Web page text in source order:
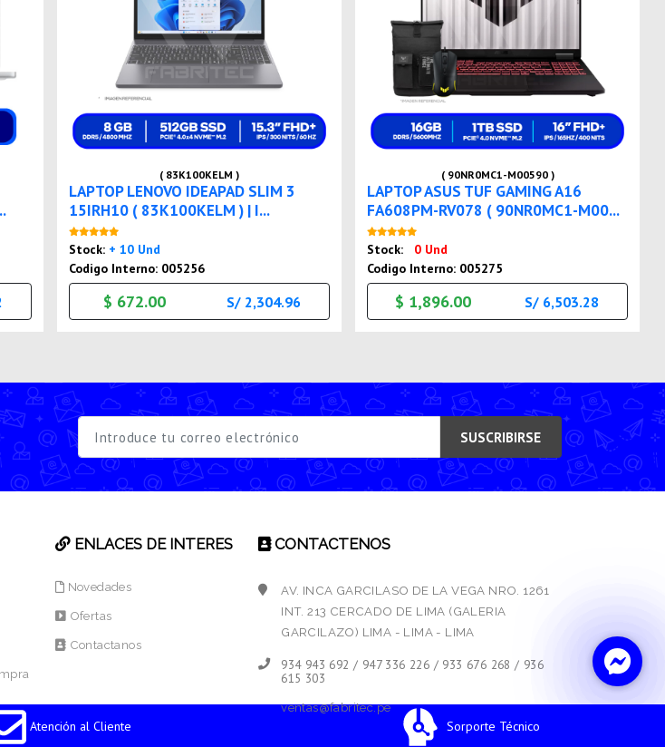
( 83K100KELM )
LAPTOP LENOVO IDEAPAD SLIM 3
15IRH10 ( 83K100KELM ) | I...
Stock: + 10 Und
Codigo Interno: 005256
$ 672.00 S/ 2,304.96
( 90NR0MC1-M00590 )
LAPTOP ASUS TUF GAMING A16
FA608PM-RV078 ( 90NR0MC1-M00...
Stock:
0 Und
Codigo Interno: 005275
$ 1,896.00 S/ 6,503.28
SUSCRIBIRSE
Atención al Cliente Sorporte Técnico
ENLACES DE INTERES
Novedades
Ofertas
Contactanos
CONTACTENOS
AV. INCA GARCILASO DE LA VEGA NRO. 1261
INT. 213 CERCADO DE LIMA (GALERIA
GARCILAZO) LIMA - LIMA - LIMA
934 943 692 / 947 336 226 / 933 676 268 / 936
615 303
ventas@fabritec.pe